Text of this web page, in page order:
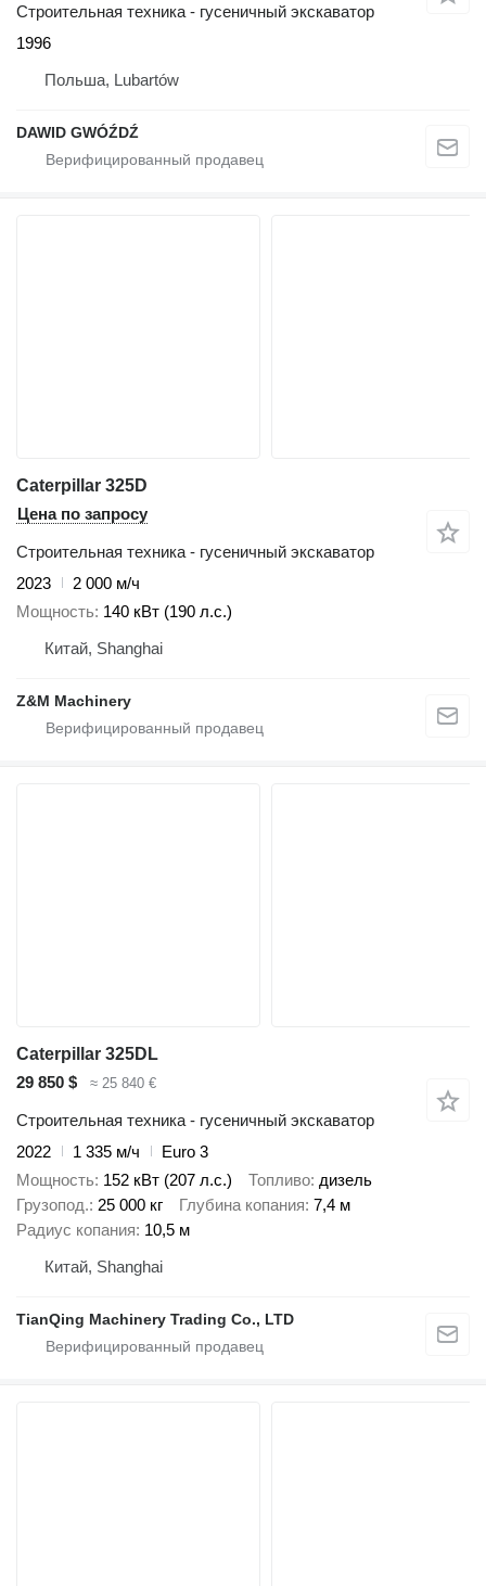
Строительная техника - гусеничный экскаватор
1996
Польша, Lubartów
DAWID GWÓŹDŹ
Caterpillar 325D
Цена по запросу
Строительная техника - гусеничный экскаватор
2023
2 000 м/ч
Мощность 140 кВт (190 л.с.)
Китай, Shanghai
Z&M Machinery
Caterpillar 325DL
29 850 $
≈ 25 840 €
Строительная техника - гусеничный экскаватор
2022
1 335 м/ч
Euro 3
Мощность 152 кВт (207 л.с.) Топливо дизель
Грузопод. 25 000 кг Глубина копания 7,4 м
Радиус копания 10,5 м
Китай, Shanghai
TianQing Machinery Trading Co., LTD